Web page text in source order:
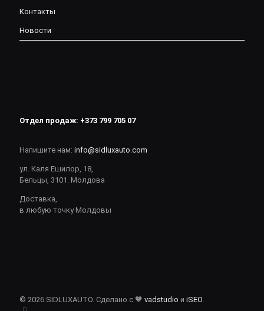
Контакты
Новости
Отдел продаж: +373 799 705 07
Напишите нам: info@sidluxauto.com
ул. Каля Ешилор, 18,
Бельцы, 3101. Молдова
Доставка,
в любую точку Молдовы
© 2026 SIDLUXAUTO. Сделано с 🧡 vadstudio и iSEO